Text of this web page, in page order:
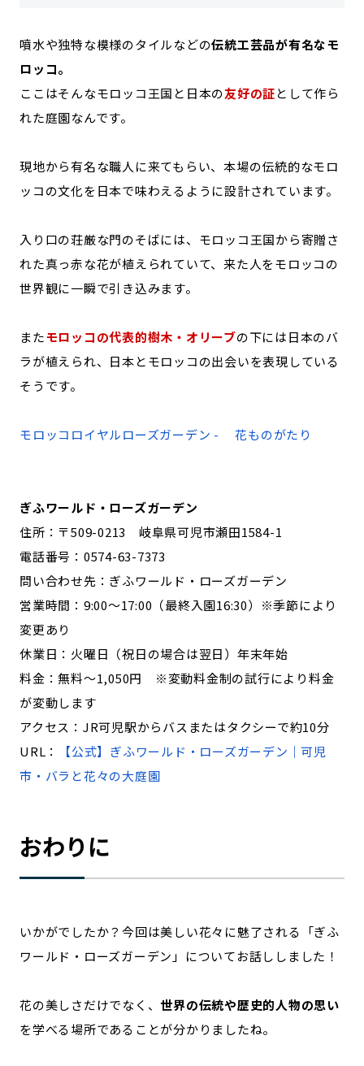
噴水や独特な模様のタイルなどの伝統工芸品が有名なモ
ロッコ。
ここはそんなモロッコ王国と日本の友好の証として作ら
れた庭園なんです。
現地から有名な職人に来てもらい、本場の伝統的なモロ
ッコの文化を日本で味わえるように設計されています。
入り口の荘厳な門のそばには、モロッコ王国から寄贈さ
れた真っ赤な花が植えられていて、来た人をモロッコの
世界観に一瞬で引き込みます。
またモロッコの代表的樹木・オリーブの下には日本のバ
ラが植えられ、日本とモロッコの出会いを表現している
そうです。
モロッコロイヤルローズガーデン - 花ものがたり
ぎふワールド・ローズガーデン
住所：〒509-0213 岐阜県可児市瀬田1584-1
電話番号：0574-63-7373
問い合わせ先：ぎふワールド・ローズガーデン
営業時間：9:00～17:00（最終入園16:30）※季節により
変更あり
休業日：火曜日（祝日の場合は翌日）年末年始
料金：無料～1,050円 ※変動料金制の試行により料金
が変動します
アクセス：JR可児駅からバスまたはタクシーで約10分
URL：
【公式】ぎふワールド・ローズガーデン｜可児
市・バラと花々の大庭園
おわりに
いかがでしたか？今回は美しい花々に魅了される「ぎふ
ワールド・ローズガーデン」についてお話ししました！
花の美しさだけでなく、 世界の伝統や歴史的人物の思い
を学べる場所であることが分かりましたね。